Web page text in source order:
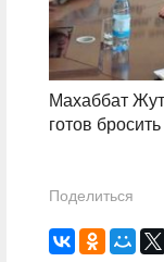
Махаббат
готов
Поделиться